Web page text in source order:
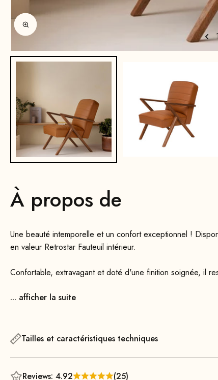
Agrandir l'image
À propos de
Une beauté intemporelle et un confort exceptionnel !
en valeur Retrostar Fauteuil intérieur.
Confortable, extravagant et doté d'une finition soignée, il
généreusement rembourrés, légèrement incurvés et dotés
Grâce à l’assise légèrement inclinée vers l’arrière, une
ils sont un véritable plaisir au toucher.
... afficher la suite
Tailles et caractéristiques techniques
Reviews: 4.92 (25)